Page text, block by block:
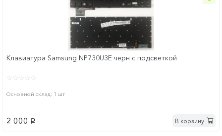
Клавиатура Samsung NP730U3E черн с подсветкой
Основной склад: 1 шт
2 000 p В корзину